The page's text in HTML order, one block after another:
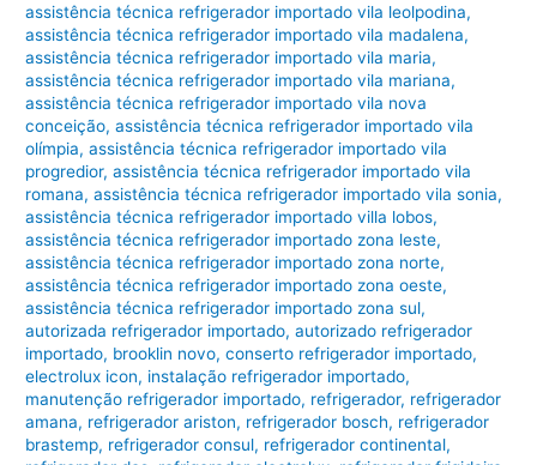
assistência técnica refrigerador importado vila leolpodina,
assistência técnica refrigerador importado vila madalena,
assistência técnica refrigerador importado vila maria,
assistência técnica refrigerador importado vila mariana,
assistência técnica refrigerador importado vila nova
conceição,assistência técnica refrigerador importado vila
olímpia,assistência técnica refrigerador importado vila
progredior,assistência técnica refrigerador importado vila
romana,assistência técnica refrigerador importado vila sonia,
assistência técnica refrigerador importado villa lobos,
assistência técnica refrigerador importado zona leste,
assistência técnica refrigerador importado zona norte,
assistência técnica refrigerador importado zona oeste,
assistência técnica refrigerador importado zona sul,
autorizada refrigerador importado,autorizado refrigerador
importado, brooklin novo,conserto refrigerador importado,
electrolux icon, instalação refrigerador importado,
manutenção refrigerador importado, refrigerador, refrigerador
amana, refrigerador ariston, refrigerador bosch, refrigerador
brastemp, refrigerador consul, refrigerador continental,